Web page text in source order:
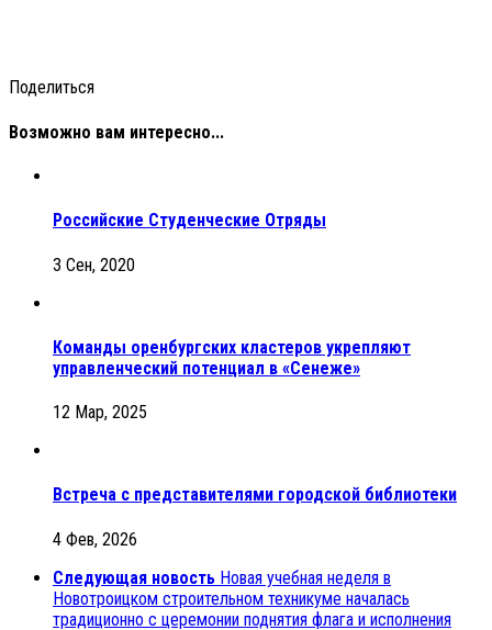
Поделиться
Возможно вам интересно...
Российские Студенческие Отряды
3 Сен, 2020
Команды оренбургских кластеров укрепляют
управленческий потенциал в «Сенеже»
12 Мар, 2025
Встреча с представителями городской библиотеки
4 Фев, 2026
Следующая новость Новая учебная неделя в
Новотроицком строительном техникуме началась
традиционно с церемонии поднятия флага и исполнения